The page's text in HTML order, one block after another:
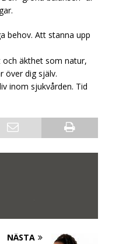
behov. Att stanna upp
och äkthet som natur,
över dig själv.
inom sjukvården. Tid
NÄSTA